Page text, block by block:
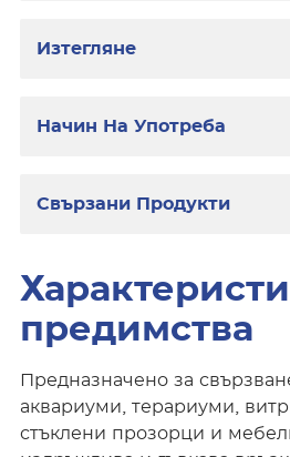
Изтегляне
Начин На Употреба
Свързани Продукти
предимства
Предназначено за
аквариуми, терариуми,
стъклени прозорци и